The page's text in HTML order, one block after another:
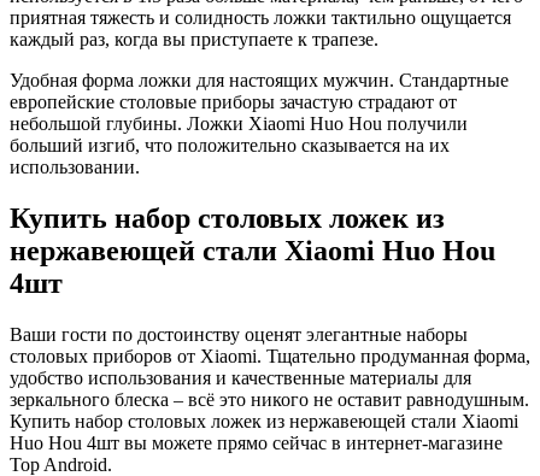
приятная тяжесть и солидность ложки тактильно ощущается
каждый раз, когда вы приступаете к трапезе.
Удобная форма ложки для настоящих мужчин. Стандартные
европейские столовые приборы зачастую страдают от
небольшой глубины. Ложки Xiaomi Huo Hou получили
больший изгиб, что положительно сказывается на их
использовании.
Купить набор столовых ложек из
нержавеющей стали Xiaomi Huo Hou
4шт
Ваши гости по достоинству оценят элегантные наборы
столовых приборов от Xiaomi. Тщательно продуманная форма,
удобство использования и качественные материалы для
зеркального блеска – всё это никого не оставит равнодушным.
Купить набор столовых ложек из нержавеющей стали Xiaomi
Huo Hou 4шт вы можете прямо сейчас в интернет-магазине
Top Android.